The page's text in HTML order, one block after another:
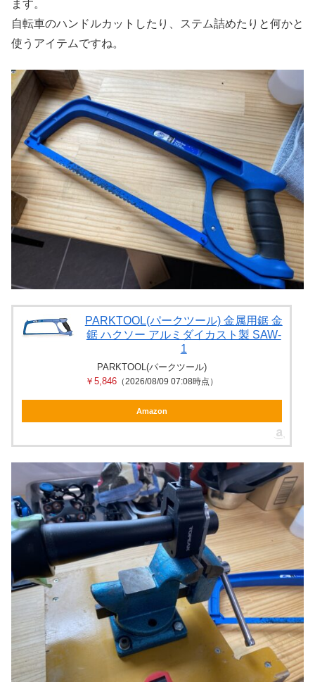
ます。
自転車のハンドルカットしたり、ステム詰めたりと何かと
使うアイテムですね。
PARKTOOL(パークツール) 金属用鋸 金
鋸 ハクソー アルミダイカスト製 SAW-
1
PARKTOOL(パークツール)
￥5,846 （2026/08/09 07:08時点）
Amazon